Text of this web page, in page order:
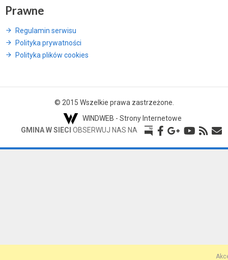
Prawne
Regulamin serwisu
Polityka prywatności
Polityka plików cookies
© 2015 Wszelkie prawa zastrzeżone.
WINDWEB - Strony Internetowe
GMINA W SIECI OBSERWUJ NAS NA